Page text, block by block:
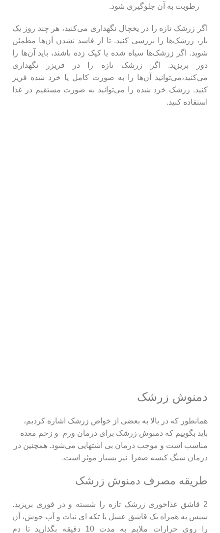
رطوبت به آن جلوگیری شود.
اگر زرشک تازه را در یخچال نگهداری می‌کنید، هر چند روز یک
بار، زرشک‌ها را بررسی کنید. تا از فاسد نشدن آن‌ها مطمئن
شوید. اگر زرشک‌ها سیاه شده یا کپک زده باشند، باید آن‌ها را
دور بریزید. اگر زرشک تازه را در فریزر نگهداری
می‌کنید،می‌توانید آن‌ها را به صورت کامل یا خرد شده فریز
کنید. زرشک خرد شده را می‌توانید به صورت مستقیم در غذا
استفاده کنید.
دمنوش زرشک
همانطور که در بالا به بعضی از خواص زرشک اشاره کردیم،
باید بگوییم که دمنوش زرشک برای درمان ورم و زخم معده
مناسب است و موجب درمان بی اشتهایی می‌شود. همچنین در
درمان سنگ کیسه صفرا نیز بسیار موثر است.
طریقه مصرف دمنوش زرشک
2 قاشق غذاخوری زرشک تازه را شسته و در قوری بریزید.
سپس به همراه یک قاشق عسل یا تکه ای نبات و آب جوش، آن
را روی حرارات ملایم به مدت 10 دقیقه بگذارید تا دم